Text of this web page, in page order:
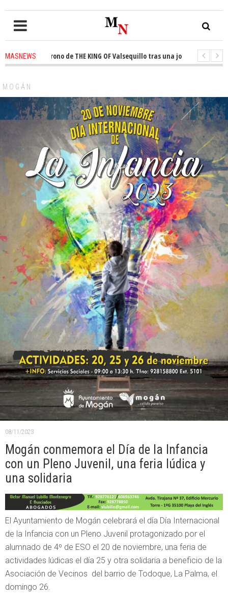
MASNEWS
el trono de THE KING OF Valsequillo tras una jornada de baloncesto
MOGÁN
08/11/2023
Mogán conmemora el Día de la Infancia
con un Pleno Juvenil, una feria lúdica y
una solidaria
El Ayuntamiento de Mogán celebrará el día Día Internacional
de la Infancia con un Pleno Juvenil protagonizado por el
alumnado de 4º de ESO el 20 de noviembre, una feria de
actividades lúdicas el día 25 y otra solidaria a beneficio de la
Asociación de Vecinos del barrio de Todoque, La Palma, el
domingo 26.